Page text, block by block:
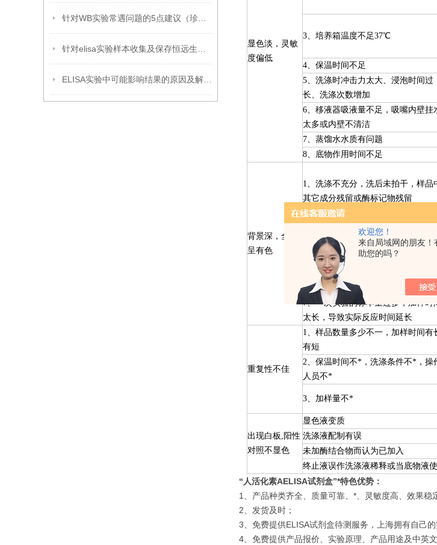
欢迎您！
来自局域网的朋友！
助您的吗？
显色淡，灵敏
度偏低
3、培养箱温度不足37℃
4、保温时间不足
5、洗涤时冲击力太大、浸泡时间过
长、洗涤次数增加
6、移液器吸液量不足，吸嘴内壁挂
太多或内壁不清洁
7、蒸馏水水质有问题
8、底物作用时间不足
背景深，全部
呈有色
1、洗涤不充分，洗后未拍干，样品
其它成分残留或酶标记物残留
3、培养箱温度超过37℃或反应时间
4、吸嘴重复使用，未洗净或消毒不*
5、蒸馏水被污染
6、酶等试剂混用
7、一次实验的标本量过多，加样时
太长，导致实际反应时间延长
重复性不佳
1、样品数量多少不一，加样时间有
有短
2、保温时间不*，洗涤条件不*，操
人员不*
3、加样量不*
出现白板,阳性
对照不显色
显色液变质
洗涤液配制有误
未加酶结合物而认为已加入
终止液误作洗涤液稀释或当底物液
“人活化素AELISA试剂盒”*特色优势：
1、产品种类齐全、质量可靠、*、灵敏度高、效果稳
2、发货及时；
3、免费提供ELISA试剂盒待测服务，上海拥有自己
4、免费提供产品报价、实验原理、产品用途及中英文